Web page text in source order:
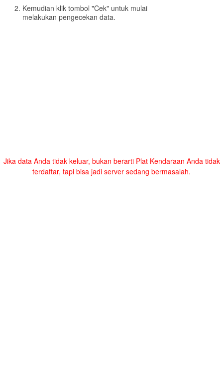
Kemudian klik tombol "Cek" untuk mulai
melakukan pengecekan data.
Jika data Anda tidak keluar, bukan berarti Plat Kendaraan Anda tidak
terdaftar, tapi bisa jadi server sedang bermasalah.